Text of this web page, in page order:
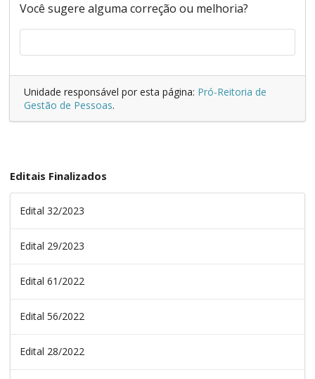
Você sugere alguma correção ou melhoria?
Unidade responsável por esta página: Pró-Reitoria de
Gestão de Pessoas.
Editais Finalizados
Edital 32/2023
Edital 29/2023
Edital 61/2022
Edital 56/2022
Edital 28/2022